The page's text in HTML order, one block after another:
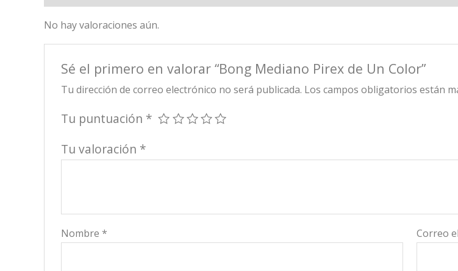
No hay valoraciones aún.
Sé el primero en valorar “Bong Mediano Pirex de Un Color”
Tu dirección de correo electrónico no será publicada. Los campos obligatorios están
Tu puntuación *
Tu valoración *
Nombre * Correo